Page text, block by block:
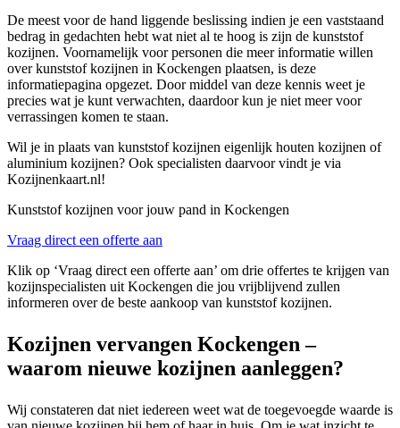
De meest voor de hand liggende beslissing indien je een vaststaand
bedrag in gedachten hebt wat niet al te hoog is zijn de kunststof
kozijnen. Voornamelijk voor personen die meer informatie willen
over kunststof kozijnen in Kockengen plaatsen, is deze
informatiepagina opgezet. Door middel van deze kennis weet je
precies wat je kunt verwachten, daardoor kun je niet meer voor
verrassingen komen te staan.
Wil je in plaats van kunststof kozijnen eigenlijk houten kozijnen of
aluminium kozijnen? Ook specialisten daarvoor vindt je via
Kozijnenkaart.nl!
Kunststof kozijnen voor jouw pand in Kockengen
Vraag direct een offerte aan
Klik op ‘Vraag direct een offerte aan’ om drie offertes te krijgen van
kozijnspecialisten uit Kockengen die jou vrijblijvend zullen
informeren over de beste aankoop van kunststof kozijnen.
Kozijnen vervangen Kockengen –
waarom nieuwe kozijnen aanleggen?
Wij constateren dat niet iedereen weet wat de toegevoegde waarde is